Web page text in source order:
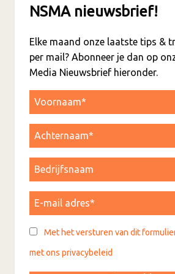
NSMA nieuwsbrief!
Elke maand onze laatste tips &
per mail? Abonneer je dan op
Media Nieuwsbrief hieronder.
Met het versturen van dit
met ons privacybeleid